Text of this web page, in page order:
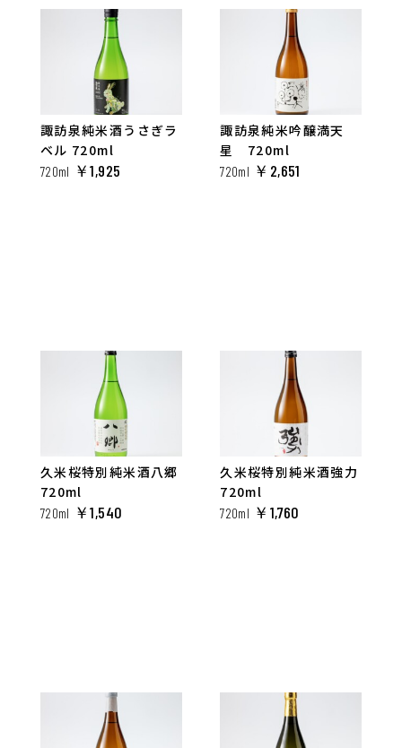
諏訪泉純米酒うさぎラ
ベル 720ml
720ml ￥1,925
諏訪泉純米吟醸満天
星 720ml
720ml ￥2,651
久米桜特別純米酒八郷
720ml
720ml ￥1,540
久米桜特別純米酒強力
720ml
720ml ￥1,760